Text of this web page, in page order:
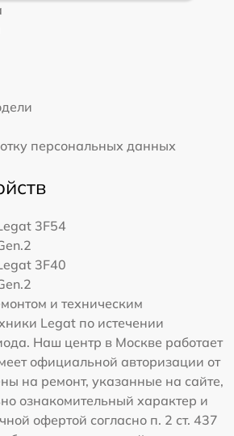
персональных данных
3F54
3F40
и техническим
Legat по истечении
Наш центр в Москве работает
официальной авторизации от
на ремонт, указанные на сайте,
ознакомительный характер и
офертой согласно п. 2 ст. 437